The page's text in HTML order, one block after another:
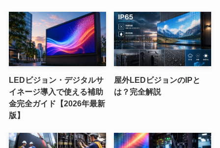
LEDビジョン・デジタルサ
イネージ導入で使える補助
金完全ガイド【2026年最新
版】
屋外LEDビジョンのIPと
は？完全解説